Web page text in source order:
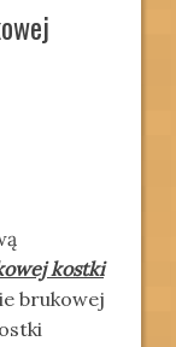
kostki
brukowej